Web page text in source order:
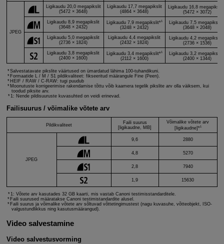
JPEG
Ligikaudu 20,0 megapikslit
(5472 × 3648)
Ligikaudu 17,7 megapikslit
(4864 × 3648)
Ligikaudu 16,8
(5472 × 3072)
Ligikaudu 8,9 megapikslit
(3648 × 2432)
Ligikaudu 7,9 megapikslit*1
(3248 × 2432)
Ligikaudu 7,5 megapikslit*
(3648 × 2048)
Ligikaudu 5,0 megapikslit
(2736 × 1824)
Ligikaudu 4,4 megapikslit
(2432 × 1824)
Ligikaudu 4,2 megapikslit*
(2736 × 1536)
Ligikaudu 3,8 megapikslit
(2400 × 1600)
Ligikaudu 3,4 megapikslit*1
(2112 × 1600)
Ligikaudu 3,2 megapikslit*
(2400 × 1344)
Salvestatavate pikslite väärtused on ümardatud lähima 100-tuhandikuni.
Formaatide L / M / S1 pildikvaliteet: fikseeritud määrangule Fine (Peen).
HEIF / RAW / C-RAW: tugi puudub
Moonutuste korrigeerimise rakendamise tõttu võib kaamera tegelik pikslite arv olla väiksem, kui
toodud piksite arv.
1: Nende pildisuuruste kuvasuhted on veidi erinevad.
Failisuurus / võimalike võtete arv
Pildikvaliteet
Faili suurus
[ligikaudne, MB]
Võimalike võtete arv
[ligikaudne]*1
JPEG
9,6 2880
4,8 5270
2,8 7940
1,9 15630
1: Võtete arv kasutades 32 GB kaarti, mis vastab Canoni testimisstandarditele.
Faili suurused määratakse Canoni testimistandardite alusel.
Faili suurus ja võimalike võtete arv sõltuvad võttetingimustest (nagu kuvasuhe, võtteobjekt, ISO-
valgustundlikkus ning kasutusmäärangud).
Video salvestamine
Video salvestusvorming